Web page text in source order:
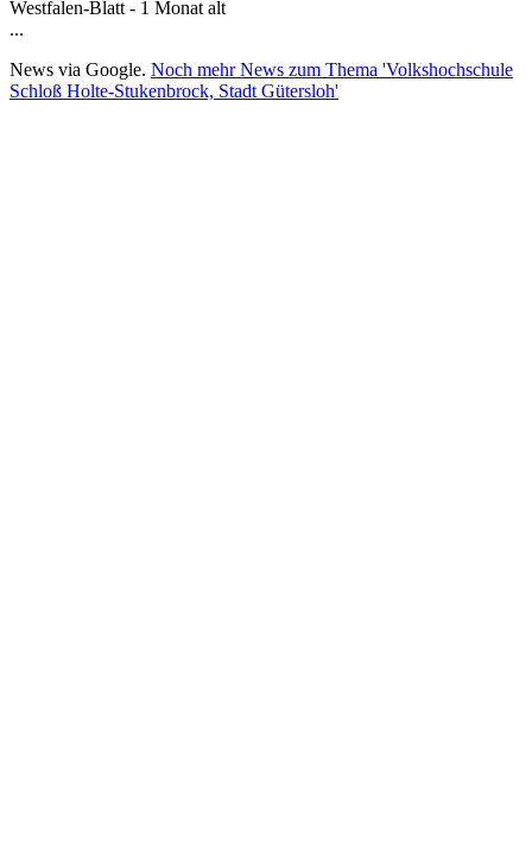
Westfalen-Blatt - 1 Monat alt
...
News via Google. Noch mehr News zum Thema 'Volkshochschule
Schloß Holte-Stukenbrock, Stadt Gütersloh'